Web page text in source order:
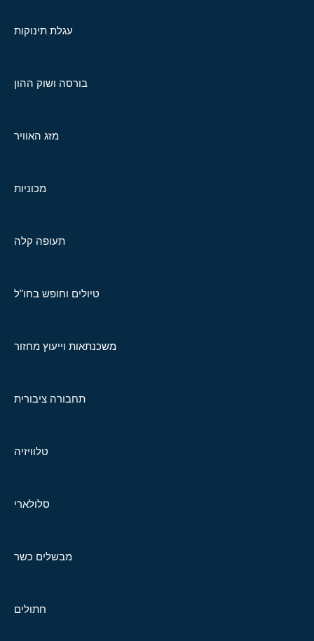
עגלת תינוקות
בורסה ושוק ההון
מזג האוויר
מכוניות
תעופה קלה
טיולים וחופש בחו"ל
משכנתאות וייעוץ מחזור
תחבורה ציבורית
טלוויזיה
סלולארי
מבשלים כשר
חתולים